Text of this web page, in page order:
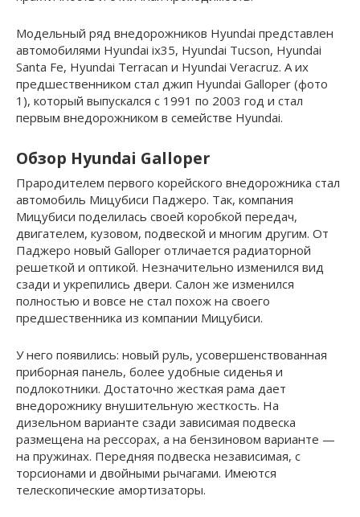
Модельный ряд внедорожников Hyundai представлен
автомобилями Hyundai ix35, Hyundai Tucson, Hyundai
Santa Fe, Hyundai Terracan и Hyundai Veracruz. А их
предшественником стал джип Hyundai Galloper (фото
1), который выпускался с 1991 по 2003 год и стал
первым внедорожником в семействе Hyundai.
Обзор Hyundai Galloper
Прародителем первого корейского внедорожника стал
автомобиль Мицубиси Паджеро. Так, компания
Мицубиси поделилась своей коробкой передач,
двигателем, кузовом, подвеской и многим другим. От
Паджеро новый Galloper отличается радиаторной
решеткой и оптикой. Незначительно изменился вид
сзади и укрепились двери. Салон же изменился
полностью и вовсе не стал похож на своего
предшественника из компании Мицубиси.
У него появились: новый руль, усовершенствованная
приборная панель, более удобные сиденья и
подлокотники. Достаточно жесткая рама дает
внедорожнику внушительную жесткость. На
дизельном варианте сзади зависимая подвеска
размещена на рессорах, а на бензиновом варианте —
на пружинах. Передняя подвеска независимая, с
торсионами и двойными рычагами. Имеются
телескопические амортизаторы.